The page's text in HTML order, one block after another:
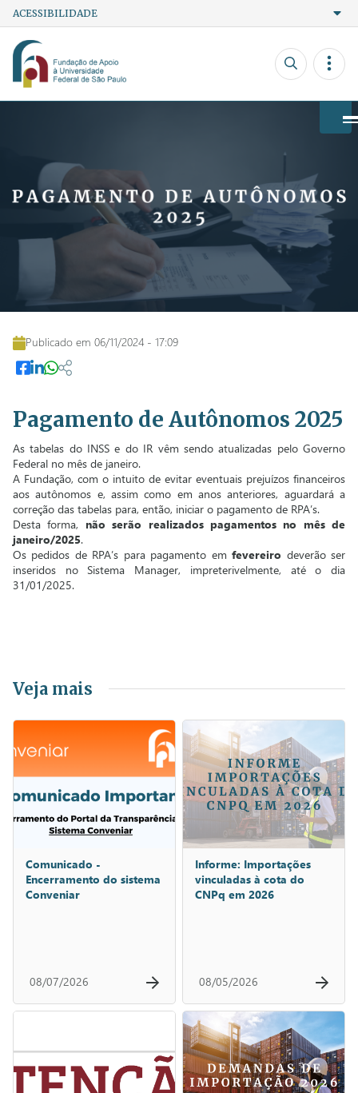
ACESSIBILIDADE
Contraste A+
Powered by Translate
Publicado em 06/11/2024 - 17:09
Pagamento de Autônomos 2025
As tabelas do INSS e do IR vêm sendo atualizadas pelo Governo
Federal no mês de janeiro.
A Fundação, com o intuito de evitar eventuais prejuízos financeiros
aos autônomos e, assim como em anos anteriores, aguardará a
correção das tabelas para, então, iniciar o pagamento de RPA’s.
Desta forma, não serão realizados pagamentos no mês de
janeiro/2025.
Os pedidos de RPA’s para pagamento emfevereiro deverão ser
inseridos no Sistema Manager, impreterivelmente, até o dia
31/01/2025.
Veja mais
Comunicado -
Encerramento do sistema
Conveniar
08/07/2026
Informe: Importações
vinculadas à cota do
CNPq em 2026
08/05/2026